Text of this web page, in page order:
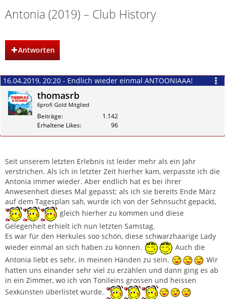
Antonia (2019) – Club History
Antworten
16.04.2019, 20:20 - Endlich wieder einmal ANTOONIAAA!
thomasrb
6profi Gold Mitglied
Beiträge
1.142
Erhaltene Likes
96
Seit unserem letzten Erlebnis ist leider mehr als ein Jahr
verstrichen. Als ich in letzter Zeit hierher kam, verpasste ich die
Antonia immer wieder. Aber endlich hat es bei ihrer
Anwesenheit dieses Mal gepasst; als ich sie bereits Ende März
auf dem Tagesplan sah, wurde ich von der Sehnsucht gepackt,
gleich hierher zu kommen und diese
Gelegenheit erhielt ich nun letzten Samstag.
Es war für den Herkules soo schön, diese schwarzhaarige Lady
wieder einmal an sich haben zu können.
Auch die
Antonia liebt es sehr, in meinen Händen zu sein.
Wir
hatten uns einander sehr viel zu erzählen und dann ging es ab
in ein Zimmer, wo ich von Tonileins grossen und heissen
Sexkünsten überlistet wurde.
Zitieren